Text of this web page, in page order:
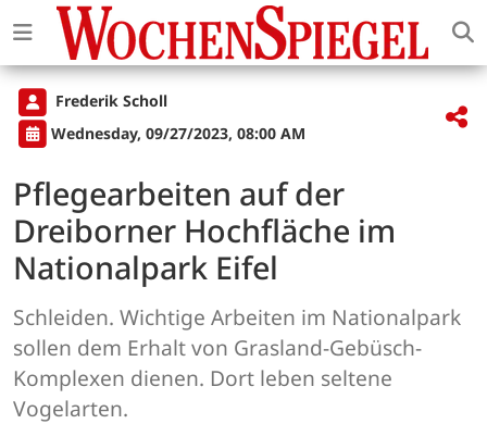
Frederik Scholl
Wednesday, 09/27/2023, 08:00 AM
Pflegearbeiten auf der
Dreiborner Hochfläche im
Nationalpark Eifel
Schleiden. Wichtige Arbeiten im Nationalpark
sollen dem Erhalt von Grasland-Gebüsch-
Komplexen dienen. Dort leben seltene
Vogelarten.